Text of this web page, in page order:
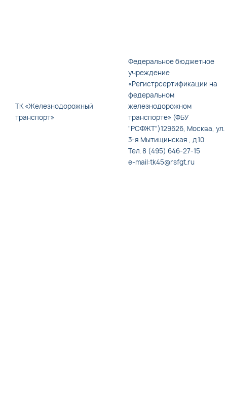
ТК «Железнодорожный
транспорт»
Федеральное бюджетное
учреждение
«Регистрсертификации на
федеральном
железнодорожном
транспорте» (ФБУ
"РСФЖТ")129626, Москва, ул.
3-я Мытищинская , д.10
Тел. 8 (495) 646-27-15
e-mail:tk45@rsfgt.ru